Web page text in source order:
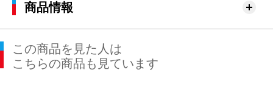
商品情報
この商品を見た人は
こちらの商品も見ています